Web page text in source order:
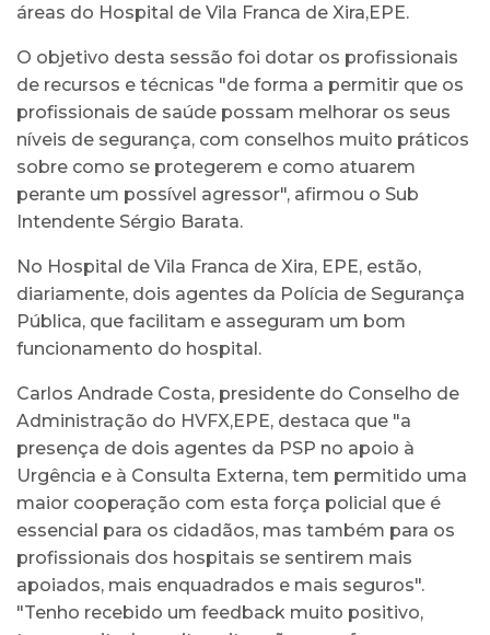
áreas do Hospital de Vila Franca de Xira,EPE.
O objetivo desta sessão foi dotar os profissionais
de recursos e técnicas "de forma a permitir que os
profissionais de saúde possam melhorar os seus
níveis de segurança, com conselhos muito práticos
sobre como se protegerem e como atuarem
perante um possível agressor", afirmou o Sub
Intendente Sérgio Barata.
No Hospital de Vila Franca de Xira, EPE, estão,
diariamente, dois agentes da Polícia de Segurança
Pública, que facilitam e asseguram um bom
funcionamento do hospital.
Carlos Andrade Costa, presidente do Conselho de
Administração do HVFX,EPE, destaca que "a
presença de dois agentes da PSP no apoio à
Urgência e à Consulta Externa, tem permitido uma
maior cooperação com esta força policial que é
essencial para os cidadãos, mas também para os
profissionais dos hospitais se sentirem mais
apoiados, mais enquadrados e mais seguros".
"Tenho recebido um feedback muito positivo,